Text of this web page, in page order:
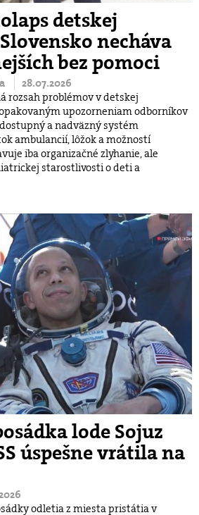
detskej
necháva
bez pomoci
28.07.2026
rozsah problémov v detskej
upozorneniam odborníkov
a nadväzný systém
ambulancií, lôžok a možností
iba organizačné zlyhanie, ale
starostlivosti o deti a
lode Sojuz
úspešne vrátila na
odletia z miesta pristátia v